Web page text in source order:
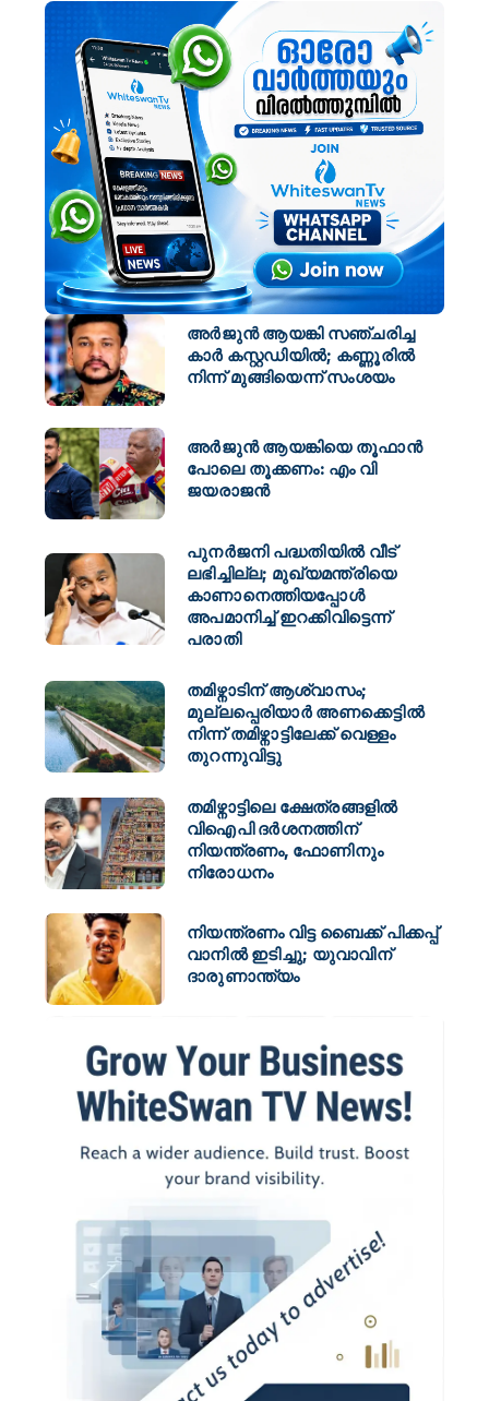
അർജുൻ ആയങ്കി സഞ്ചരിച്ച
കാർ കസ്റ്റഡിയിൽ; കണ്ണൂരിൽ
നിന്ന് മുങ്ങിയെന്ന് സംശയം
അർജുൻ ആയങ്കിയെ തൂഫാൻ
പോലെ തൂക്കണം: എം വി
ജയരാജൻ
പുനർജനി പദ്ധതിയിൽ വീട്
ലഭിച്ചില്ല; മുഖ്യമന്ത്രിയെ
കാണാനെത്തിയപ്പോൾ
അപമാനിച്ച് ഇറക്കിവിട്ടെന്ന്
പരാതി
തമിഴ്നാടിന് ആശ്വാസം;
മുല്ലപ്പെരിയാർ അണക്കെട്ടിൽ
നിന്ന് തമിഴ്നാട്ടിലേക്ക് വെള്ളം
തുറന്നുവിട്ടു
തമിഴ്നാട്ടിലെ ക്ഷേത്രങ്ങളിൽ
വിഐപി ദർശനത്തിന്
നിയന്ത്രണം, ഫോണിനും
നിരോധനം
നിയന്ത്രണം വിട്ട ബൈക്ക് പിക്കപ്പ്
വാനിൽ ഇടിച്ചു; യുവാവിന്
ദാരുണാന്ത്യം